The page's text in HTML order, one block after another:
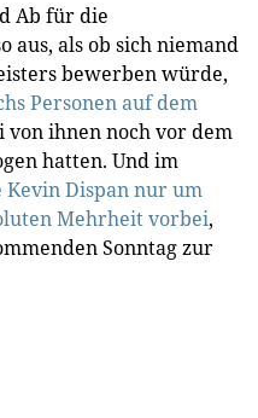
Ab für die
aus, als ob sich niemand
bewerben würde,
Personen auf dem
von ihnen noch vor dem
hatten. Und im
Kevin Dispan nur um
Mehrheit vorbei,
Sonntag zur